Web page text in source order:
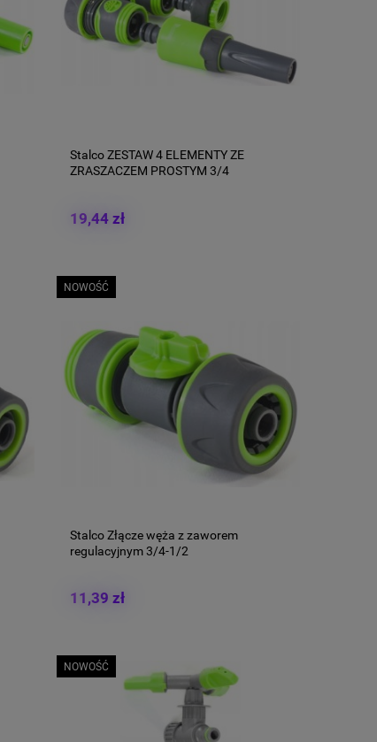
Stalco ZESTAW 4 ELEMENTY ZE
ZRASZACZEM PROSTYM 3/4
19,44 zł
Stalco Złącze węża z zaworem
regulacyjnym 3/4-1/2
11,39 zł
NOWOŚĆ
NOWOŚĆ